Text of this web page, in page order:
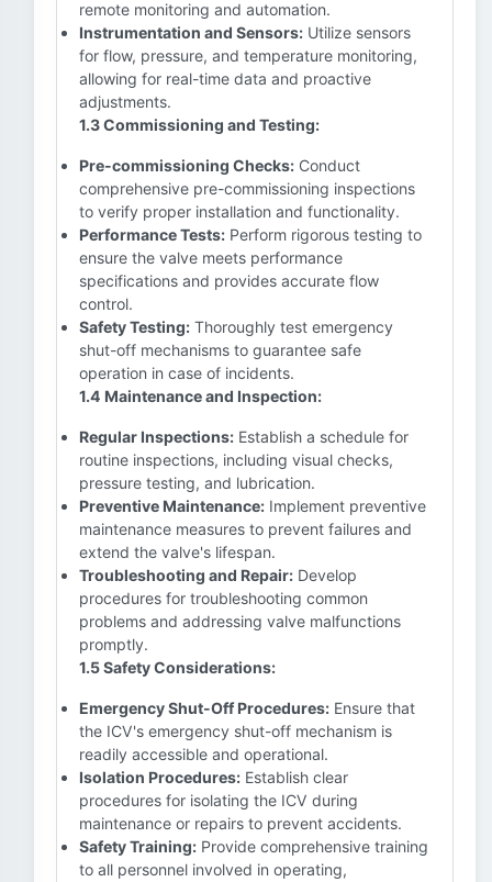
remote monitoring and automation.
Instrumentation and Sensors: Utilize sensors
for flow, pressure, and temperature monitoring,
allowing for real-time data and proactive
adjustments.
1.3 Commissioning and Testing:
Pre-commissioning Checks: Conduct
comprehensive pre-commissioning inspections
to verify proper installation and functionality.
Performance Tests: Perform rigorous testing to
ensure the valve meets performance
specifications and provides accurate flow
control.
Safety Testing: Thoroughly test emergency
shut-off mechanisms to guarantee safe
operation in case of incidents.
1.4 Maintenance and Inspection:
Regular Inspections: Establish a schedule for
routine inspections, including visual checks,
pressure testing, and lubrication.
Preventive Maintenance: Implement preventive
maintenance measures to prevent failures and
extend the valve's lifespan.
Troubleshooting and Repair: Develop
procedures for troubleshooting common
problems and addressing valve malfunctions
promptly.
1.5 Safety Considerations:
Emergency Shut-Off Procedures: Ensure that
the ICV's emergency shut-off mechanism is
readily accessible and operational.
Isolation Procedures: Establish clear
procedures for isolating the ICV during
maintenance or repairs to prevent accidents.
Safety Training: Provide comprehensive training
to all personnel involved in operating,